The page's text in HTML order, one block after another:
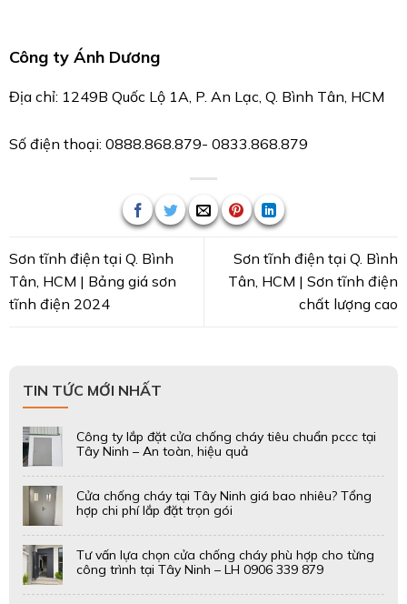
Công ty Ánh Dương
Địa chỉ: 1249B Quốc Lộ 1A, P. An Lạc, Q. Bình Tân, HCM
Số điện thoại: 0888.868.879- 0833.868.879
Sơn tĩnh điện tại Q. Bình
Tân, HCM | Bảng giá sơn
tĩnh điện 2024
Sơn tĩnh điện tại Q. Bình
Tân, HCM | Sơn tĩnh điện
chất lượng cao
TIN TỨC MỚI NHẤT
Công ty lắp đặt cửa chống cháy tiêu chuẩn pccc tại
Tây Ninh – An toàn, hiệu quả
Cửa chống cháy tại Tây Ninh giá bao nhiêu? Tổng
hợp chi phí lắp đặt trọn gói
Tư vấn lựa chọn cửa chống cháy phù hợp cho từng
công trình tại Tây Ninh – LH 0906 339 879